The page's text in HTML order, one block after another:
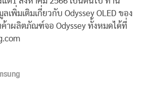
เพิ่มเติมเกี่ยวกับ Odyssey OLED ของ
ค้าผลิตภัณฑ์จอ Odyssey ทั้งหมดได้ที่